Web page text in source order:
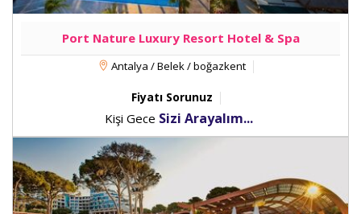
Port Nature Luxury Resort Hotel & Spa
Antalya / Belek / boğazkent
Fiyatı Sorunuz
Kişi Gece Sizi Arayalım...